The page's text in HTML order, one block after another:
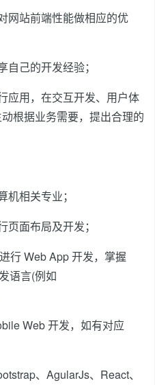
网站前端性能做相应的优
己的开发经验；
应用，在交互开发、用户体
根据业务需要，提出合理的
相关专业；
面布局及开发；
行 Web App 开发，掌握
语言(例如
Web 开发，如有对应
、AgularJs、React、